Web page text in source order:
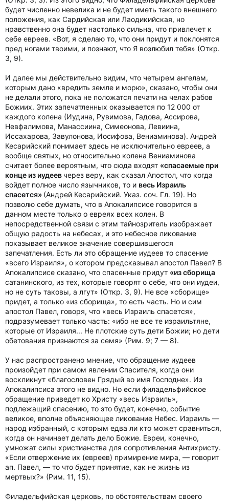
будет численно невелика и не будет иметь такого внешнего
положения, как Сардийская или Лаодикийская, но
нравственно она будет настолько сильна, что привлечет к
себе евреев. «Вот, я сделаю то, что они придут и поклонятся
пред ногами твоими, и познают, что Я возлюбил тебя» (Откр.
3, 9).
И далее мы действительно видим, что четырем ангелам,
которым дано «вредить земле и морю», сказано, чтобы они
не делали этого, пока не положатся печати на челах рабов
Божиих. Этих запечатленных оказывается по 12 000 от
каждого колена (Иудина, Рувимова, Гадова, Ассирова,
Невфалимова, Манассиина, Симеонова, Левиина,
Иссахарова, Завулонова, Иосифова, Вениаминова). Андрей
Кесарийский понимает здесь не исключительно евреев, а
вообще святых, но относительно колена Вениаминова
считает более вероятным, что сюда входят «спасаемые при
конце из иудеев через веру, как сказал Апостол, что когда
войдет полное число язычников, то и весь Израиль
спасется» (Андрей Кесарийский. Указ. соч. Гл. 19). Но
позволю себе думать, что в Апокалипсисе говорится в
данном месте только о евреях всех колен. В
непосредственной связи с этим тайнозритель изображает
общую радость на небесах, и это небесное ликование
показывает великое значение совершившегося
запечатления. Есть ли это обращение иудеев то спасение
«всего Израиля», о котором предсказывал апостол Павел? В
Апокалипсисе сказано, что спасенные придут «из сборища
сатанинского, из тех, которые говорят о себе, что они иудеи,
но не суть таковы, а лгут» (Откр. 3, 9). Не все «сборище»
придет, а только «из сборища», то есть часть. Но и сим
апостол Павел, говоря, что «весь Израиль спасется»,
подразумевает только часть: «ибо не все те израильтяне,
которые от Израиля... Не плотские суть дети Божии; но дети
обетования признаются за семя» (Рим. 9; 7 — 8).
У нас распространено мнение, что обращение иудеев
произойдет при самом явлении Спасителя, когда они
воскликнут «благословен Грядый во имя Господне». Из
Апокалипсиса этого не видно. Но если филадельфийское
обращение приведет ко Христу «весь Израиль»,
подлежащий спасению, то это будет, конечно, событие
великое, вполне объясняющее ликование Небес. Израиль —
народ избранный, с которым едва ли кто может сравниться,
когда он начинает делать дело Божие. Евреи, конечно,
умножат силы христианства для сопротивления Антихристу.
«Если отвержение их (евреев) примирение мира, — говорит
ап. Павел, — то что будетпринятие, как не жизнь из
мертвых?» (Рим. 11, 15).
Филадельфийская церковь, по обстоятельствам своего